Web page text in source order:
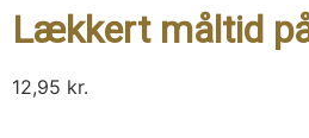
Lækkert måltid
12,95 kr.